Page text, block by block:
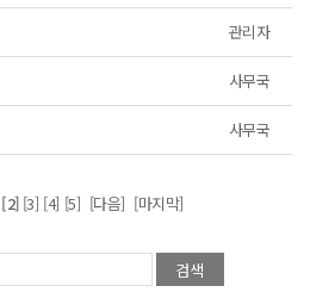
관리자
사무국
사무국
[2] [3] [4] [5] [다음] [마지막]